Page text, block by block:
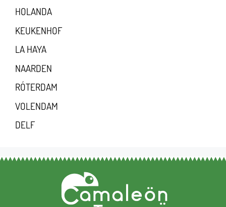
HOLANDA
KEUKENHOF
LA HAYA
NAARDEN
RÓTERDAM
VOLENDAM
DELF